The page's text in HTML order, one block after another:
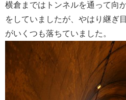
横倉まではトンネルを通って向
をしていましたが、やはり継ぎ
がいくつも落ちていました。